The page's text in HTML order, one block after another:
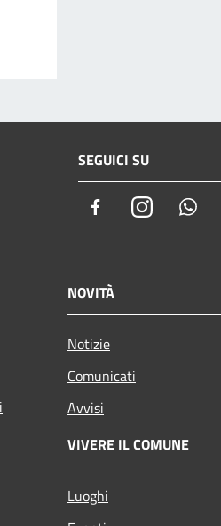
SEGUICI SU
FacebookInstagram
NOVITÀ
Notizie
Comunicati
Avvisi
VIVERE IL COMUNE
Luoghi